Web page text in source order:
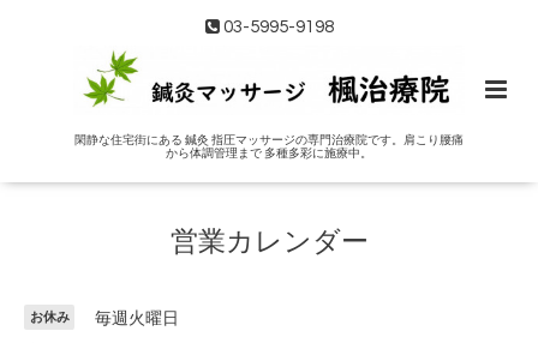
03-5995-9198
閑静な住宅街にある 鍼灸 指圧マッサージの専門治療院です。肩こり腰痛
から体調管理まで 多種多彩に施療中。
営業カレンダー
お休み 毎週火曜日